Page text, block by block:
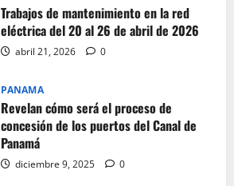
Trabajos de mantenimiento en la red
eléctrica del 20 al 26 de abril de 2026
abril 21, 2026 0
PANAMA
Revelan cómo será el proceso de
concesión de los puertos del Canal de
Panamá
diciembre 9, 2025 0